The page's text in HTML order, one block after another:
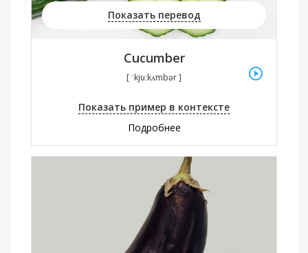
Показать перевод
Cucumber
[ ˈkjuːkʌmbər ]
Показать пример в контексте
Подробнее